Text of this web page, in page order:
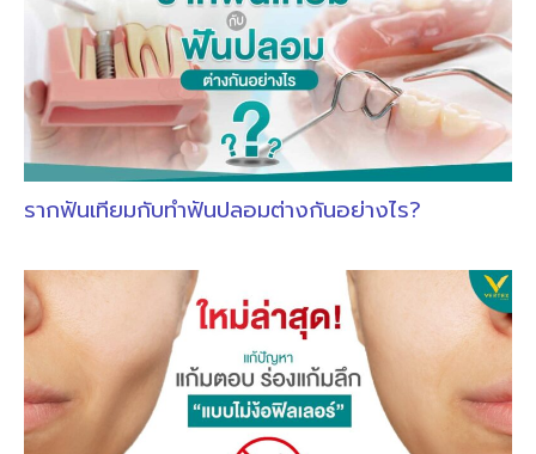
รากฟันเทียมกับทำฟันปลอมต่างกันอย่างไร?